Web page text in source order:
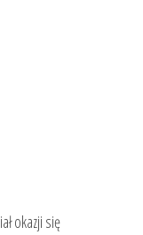
okazji się